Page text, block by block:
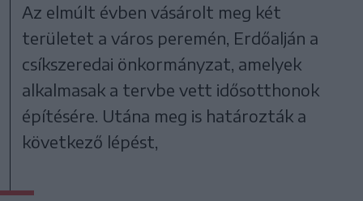
Az elmúlt évben vásárolt meg két
területet a város peremén, Erdőalján a
csíkszeredai önkormányzat, amelyek
alkalmasak a tervbe vett idősotthonok
építésére. Utána meg is határozták a
következő lépést,